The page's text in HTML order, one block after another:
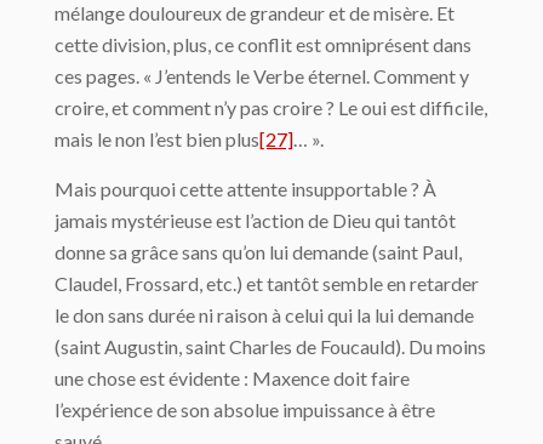
mélange douloureux de grandeur et de misère. Et
cette division, plus, ce conflit est omniprésent dans
ces pages. « J’entends le Verbe éternel. Comment y
croire, et comment n’y pas croire ? Le oui est difficile,
mais le non l’est bien plus[27]… ».
Mais pourquoi cette attente insupportable ? À
jamais mystérieuse est l’action de Dieu qui tantôt
donne sa grâce sans qu’on lui demande (saint Paul,
Claudel, Frossard, etc.) et tantôt semble en retarder
le don sans durée ni raison à celui qui la lui demande
(saint Augustin, saint Charles de Foucauld). Du moins
une chose est évidente : Maxence doit faire
l’expérience de son absolue impuissance à être